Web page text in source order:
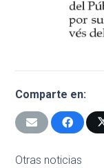
Comparte en:
Otras noticias